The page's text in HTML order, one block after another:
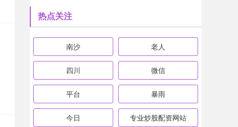
热点关注
南沙 老人
四川 微信
平台 暴雨
今日 专业炒股配资网站